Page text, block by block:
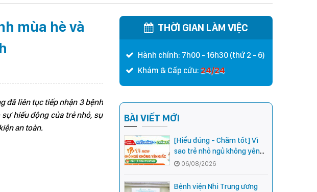
mùa hè và
đã liên tục tiếp nhận 3 bệnh
hiếu động của trẻ nhỏ, sự
an toàn.
THỜI GIAN LÀM VIỆC
Hành chính: 7h00 - 16h30 (thứ 2 - 6)
Khám & Cấp cứu: 24/24
BÀI VIẾT MỚI
[Hiểu đúng - Chăm tốt] Vì
sao trẻ nhỏ ngủ không yên
giấc - Đâu là bình thường,
đâu là dấu hiệu cần đi khám
ngay?
06/08/2026
Bệnh viện Nhi Trung ương